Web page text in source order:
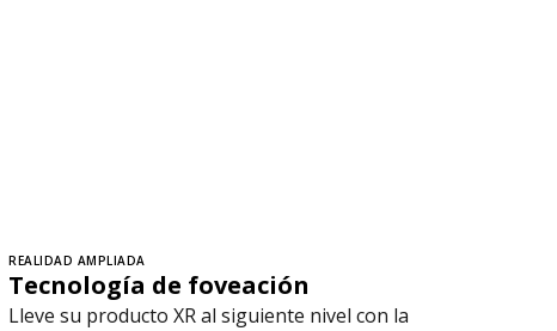
REALIDAD AMPLIADA
Tecnología de foveación
Lleve su producto XR al siguiente nivel con la